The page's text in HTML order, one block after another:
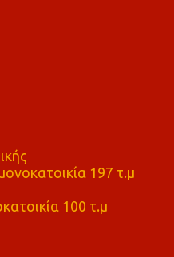
197 τ.μ
100 τ.μ